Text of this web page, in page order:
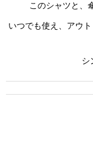
このシャツと、
いつでも使え、アウ
シ